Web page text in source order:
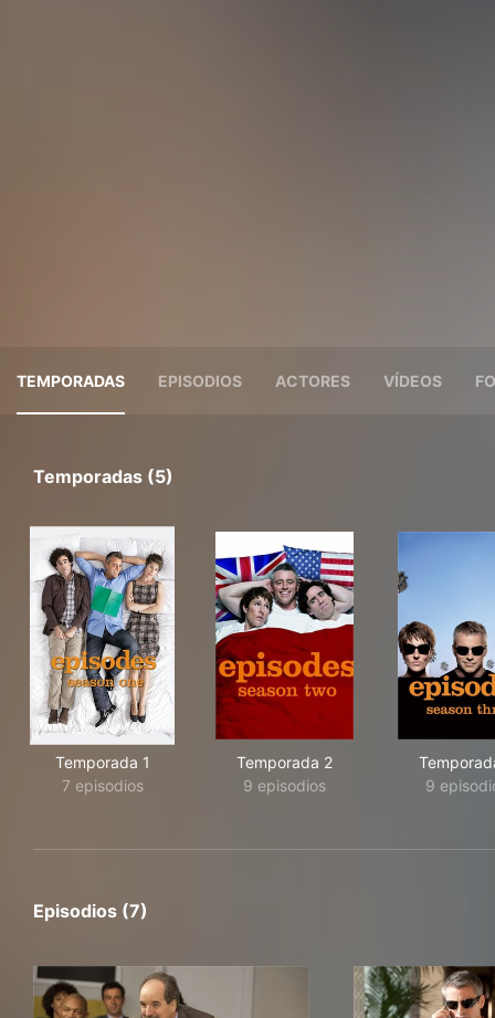
TEMPORADAS EPISODIOS ACTORES VÍDEOS
Temporadas (5)
Temporada 1
7 episodios
Temporada 2
9 episodios
9
Episodios (7)